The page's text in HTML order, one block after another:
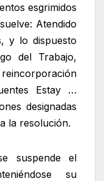
esgrimidos
Atendido
y lo dispuesto
del Trabajo,
Estay …
designadas
la resolución.
suspende el
su